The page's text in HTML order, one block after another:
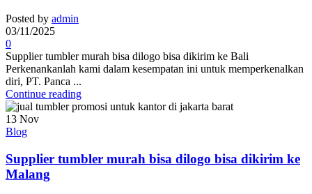
Posted by admin
03/11/2025
0
Supplier tumbler murah bisa dilogo bisa dikirim ke Bali
Perkenankanlah kami dalam kesempatan ini untuk memperkenalkan
diri, PT. Panca ...
Continue reading
13 Nov
Blog
Supplier tumbler murah bisa dilogo bisa dikirim ke
Malang